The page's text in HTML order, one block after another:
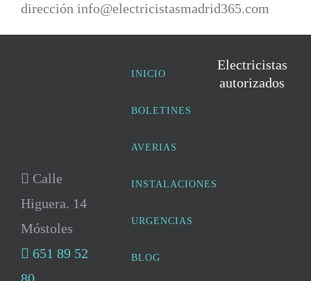
dirección info@electricistasmadrid365.com
Calle
Higuera. 14
Móstoles
651 89 52
INICIO
BOLETINES
AVERIAS
INSTALACIONES
URGENCIAS
BLOG
Electricistas
autorizados